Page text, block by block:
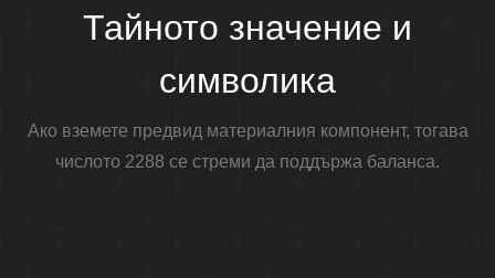
Тайното значение и
символика
Ако вземете предвид материалния компонент, тогава
числото 2288 се стреми да поддържа баланса.